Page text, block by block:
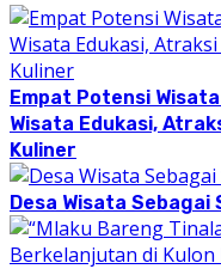
Empat Potensi
Wisata Edukasi,
Kuliner
Desa Wisata Sebagai